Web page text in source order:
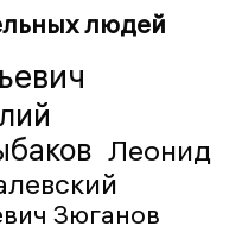
людей
Леонид
Зюганов